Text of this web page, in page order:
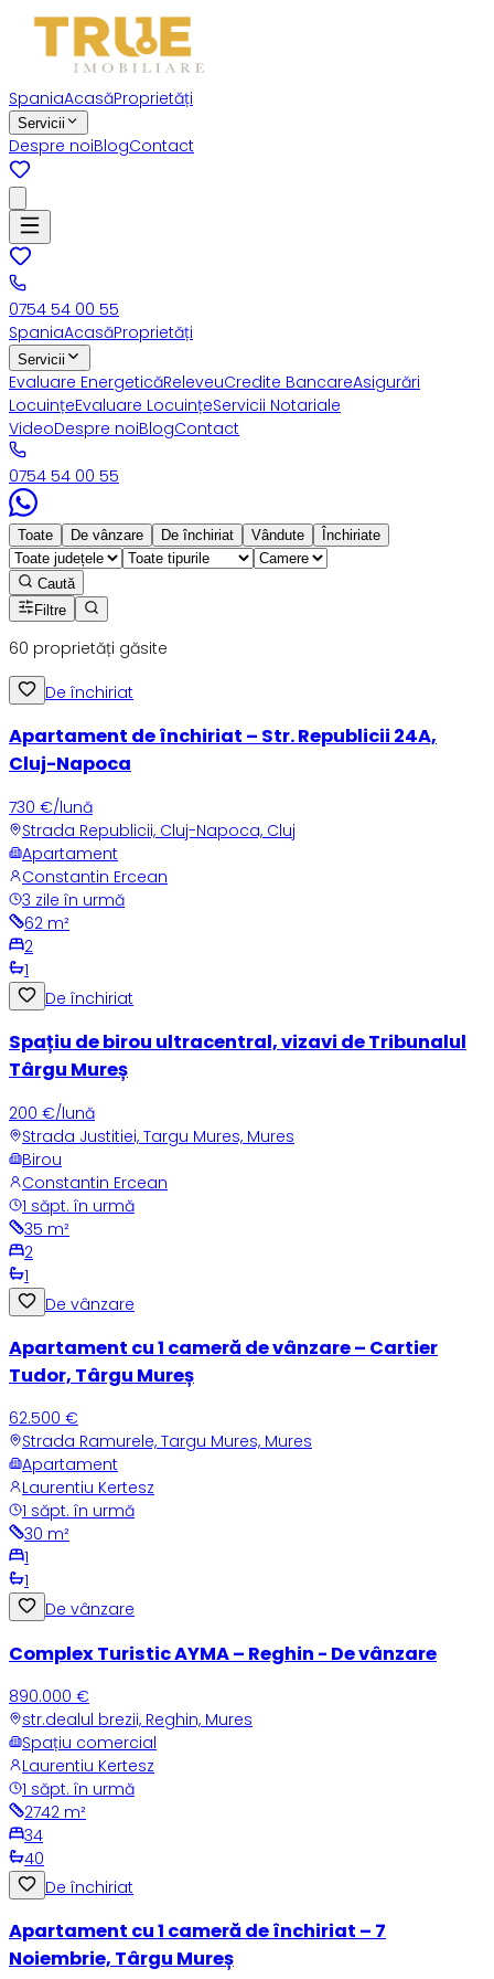
SpaniaAcasăProprietăți
Servicii
Despre noiBlogContact
0754 54 00 55
SpaniaAcasăProprietăți
Servicii
Evaluare EnergeticăReleveuCredite BancareAsigurări
LocuințeEvaluare LocuințeServicii Notariale
VideoDespre noiBlogContact
0754 54 00 55
Toate De vânzare De închiriat Vândute Închiriate
Caută
Filtre
60 proprietăți găsite
De închiriat
Apartament de închiriat – Str. Republicii 24A,
Cluj-Napoca
730 €/lună
Strada Republicii, Cluj-Napoca, Cluj
Apartament
Constantin Ercean
3 zile în urmă
62 m²
2
1
De închiriat
Spațiu de birou ultracentral, vizavi de Tribunalul
Târgu Mureș
200 €/lună
Strada Justitiei, Targu Mures, Mures
Birou
Constantin Ercean
1 săpt. în urmă
35 m²
2
1
De vânzare
Apartament cu 1 cameră de vânzare – Cartier
Tudor, Târgu Mureș
62.500 €
Strada Ramurele, Targu Mures, Mures
Apartament
Laurentiu Kertesz
1 săpt. în urmă
30 m²
1
1
De vânzare
Complex Turistic AYMA – Reghin - De vânzare
890.000 €
str.dealul brezii, Reghin, Mures
Spațiu comercial
Laurentiu Kertesz
1 săpt. în urmă
2742 m²
34
40
De închiriat
Apartament cu 1 cameră de închiriat – 7
Noiembrie, Târgu Mureș